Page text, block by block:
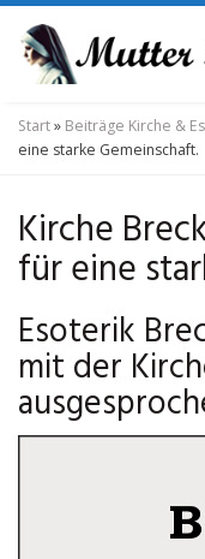
Skip
main
content
Start» Beiträge Kirche &
eine starke Gemeinschaft.
Kirche
für eine
Esoterik
mit der